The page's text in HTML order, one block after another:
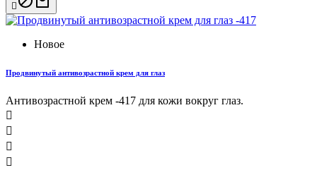

Новое
Продвинутый антивозрастной крем для глаз
Антивозрастной крем -417 для кожи вокруг глаз.



